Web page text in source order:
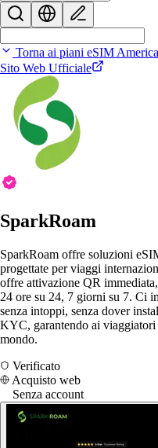
Torna ai piani eSIM
Sito Web Ufficiale
SparkRoam
SparkRoam offre soluzioni
progettate per viaggi
offre attivazione QR
24 ore su 24, 7 giorni su 7. Ci
senza intoppi, senza dover
KYC, garantendo ai
mondo.
Verificato
Acquisto web
Senza account